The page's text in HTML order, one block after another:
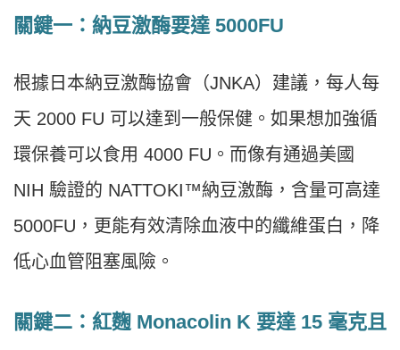
關鍵一：納豆激酶要達 5000FU
根據日本納豆激酶協會（JNKA）建議，每人每
天 2000 FU 可以達到一般保健。如果想加強循
環保養可以食用 4000 FU。而像有通過美國
NIH 驗證的 NATTOKI™納豆激酶，含量可高達
5000FU，更能有效清除血液中的纖維蛋白，降
低心血管阻塞風險。
關鍵二：紅麴 Monacolin K 要達 15 毫克且